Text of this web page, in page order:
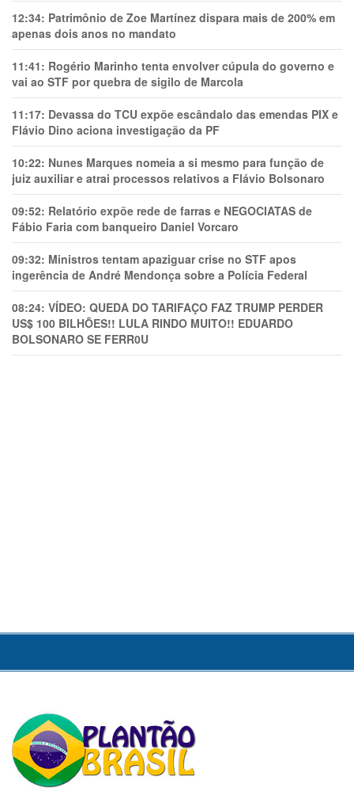
12:34: Patrimônio de Zoe Martínez dispara mais de 200% em
apenas dois anos no mandato
11:41: Rogério Marinho tenta envolver cúpula do governo e
vai ao STF por quebra de sigilo de Marcola
11:17: Devassa do TCU expõe escândalo das emendas PIX e
Flávio Dino aciona investigação da PF
10:22: Nunes Marques nomeia a si mesmo para função de
juiz auxiliar e atrai processos relativos a Flávio Bolsonaro
09:52: Relatório expõe rede de farras e NEGOCIATAS de
Fábio Faria com banqueiro Daniel Vorcaro
09:32: Ministros tentam apaziguar crise no STF apos
ingerência de André Mendonça sobre a Polícia Federal
08:24: VÍDEO: QUEDA DO TARIFAÇO FAZ TRUMP PERDER
US$ 100 BILHÕES!! LULA RINDO MUITO!! EDUARDO
BOLSONARO SE FERR0U